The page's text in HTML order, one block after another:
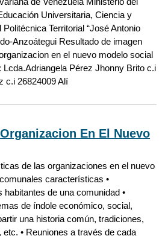
Universitaria, Ciencia y
Territorial “José Antonio
Anzoátegui Resultado de imagen
en el nuevo modelo social
Lcda.Adriangela Pérez Jhonny Brito c.i
c.i 26824009 Alí
En El Nuevo
de las organizaciones en el nuevo
características •
de una comunidad •
de índole económico, social,
una historia común, tradiciones,
• Reuniones a través de cada